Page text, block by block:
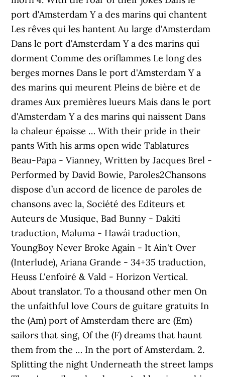
port d'Amsterdam Y a des marins qui chantent
Les rêves qui les hantent Au large d'Amsterdam
Dans le port d'Amsterdam Y a des marins qui
dorment Comme des oriflammes Le long des
berges mornes Dans le port d'Amsterdam Y a
des marins qui meurent Pleins de bière et de
drames Aux premières lueurs Mais dans le port
d'Amsterdam Y a des marins qui naissent Dans
la chaleur épaisse … With their pride in their
pants With his arms open wide Tablatures
Beau-Papa - Vianney, Written by Jacques Brel -
Performed by David Bowie, Paroles2Chansons
dispose d’un accord de licence de paroles de
chansons avec la, Société des Editeurs et
Auteurs de Musique, Bad Bunny - Dakiti
traduction, Maluma - Hawái traduction,
YoungBoy Never Broke Again - It Ain't Over
(Interlude), Ariana Grande - 34+35 traduction,
Heuss L'enfoiré & Vald - Horizon Vertical.
About translator. To a thousand other men On
the unfaithful love Cours de guitare gratuits In
the (Am) port of Amsterdam there are (Em)
sailors that sing, Of the (F) dreams that haunt
them from the … In the port of Amsterdam. 2.
Splitting the night Underneath the street lamps